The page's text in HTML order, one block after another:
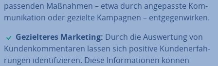
passenden Maßnahmen – etwa durch an­ge­pass­te Kom­
mu­ni­ka­ti­on oder gezielte Kampagnen – ent­ge­gen­wir­ken.
✓
Ge­ziel­te­res Marketing: Durch die Aus­wer­tung von
Kun­den­kom­men­ta­ren lassen sich positive Kun­de­n­er­fah­
run­gen iden­ti­fi­zie­ren. Diese In­for­ma­tio­nen können